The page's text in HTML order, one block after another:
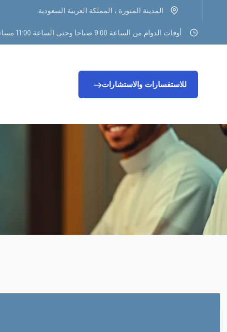
المدينة المنورة ، المملكة العربية السعودية
أوقات الدوام من الساعة 9:00 صباحا وحتي الساعة 11:00 مساء
للاستفسارات والاستشارات